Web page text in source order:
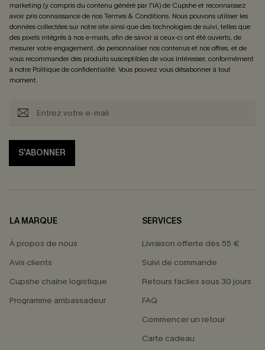
marketing (y compris du contenu généré par l'IA) de Cupshe et reconnaissez
avoir pris connaissance de nosTermes & Conditions. Nous pouvons utiliser les
données collectées sur notre site ainsi que des technologies de suivi, telles que
des pixels intégrés à nos e-mails, afin de savoir si ceux-ci ont été ouverts, de
mesurer votre engagement, de personnaliser nos contenus et nos offres, et de
vous recommander des produits susceptibles de vous intéresser, conformément
à notre Politique de confidentialité. Vous pouvez vous désabonner à tout
moment.
S'ABONNER
LA MARQUE
À propos de nous
Avis clients
Cupshe chaîne logistique
Programme ambassadeur
SERVICES
Livraison offerte dès 55 €
Suivi de commande
Retours faciles sous 30 jours
FAQ
Commencer un retour
Carte cadeau